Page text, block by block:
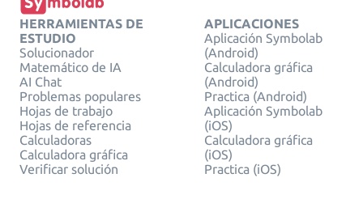
HERRAMIENTAS DE
ESTUDIO
Solucionador
Matemático de IA
AI Chat
Problemas populares
Hojas de trabajo
Hojas de referencia
Calculadoras
Calculadora gráfica
Verificar solución
APLICACIONES
Aplicación Symbolab
(Android)
Calculadora gráfica
(Android)
Practica (Android)
Aplicación Symbolab
(iOS)
Calculadora gráfica
(iOS)
Practica (iOS)